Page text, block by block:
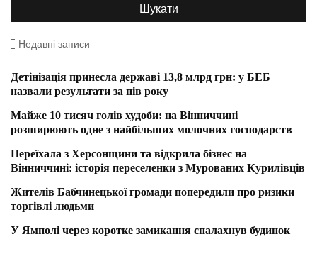
Недавні записи
Детінізація принесла державі 13,8 млрд грн: у БЕБ
назвали результати за пів року
Майже 10 тисяч голів худоби: на Вінниччині
розширюють одне з найбільших молочних господарств
Переїхала з Херсонщини та відкрила бізнес на
Вінниччині: історія переселенки з Мурованих Курилівців
Жителів Бабчинецької громади попередили про ризики
торгівлі людьми
У Ямполі через коротке замикання спалахнув будинок